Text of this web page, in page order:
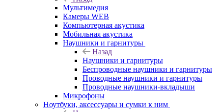
Мультимедия
Камеры WEB
Компьютерная акустика
Мобильная акустика
Наушники и гарнитуры
Назад
Наушники и гарнитуры
Беспроводные наушники и гарнитуры
Проводные наушники и гарнитуры
Проводные наушники-вкладыши
Микрофоны
Ноутбуки, аксессуары и сумки к ним